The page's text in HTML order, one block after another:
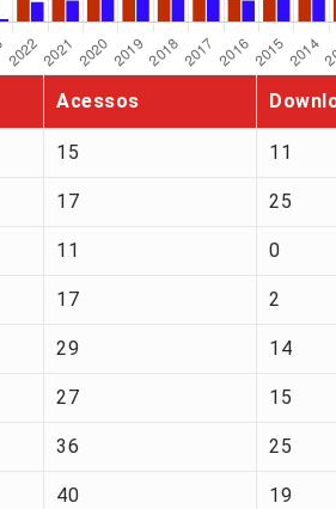
Acessos
15 11
17 25
11 0
17 2
29 14
27 15
36 25
40 19